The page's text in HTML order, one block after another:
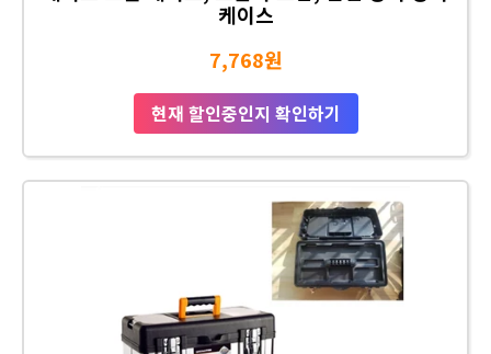
케이스
7,768원
현재 할인중인지 확인하기